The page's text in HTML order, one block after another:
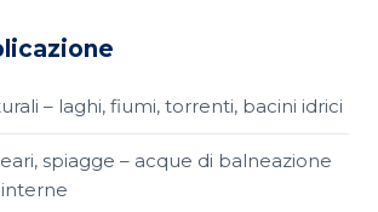
– laghi, fiumi, torrenti, bacini idrici
spiagge – acque di balneazione